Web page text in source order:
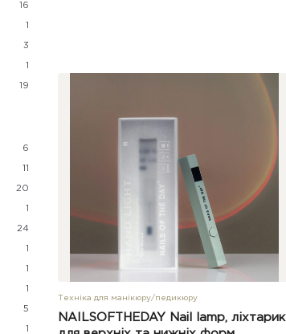
16
1
3
1
19
6
11
20
1
24
1
1
1
5
1
Техніка для манікюру/педикюру
NAILSOFTHEDAY Nail lamp, ліхтарик